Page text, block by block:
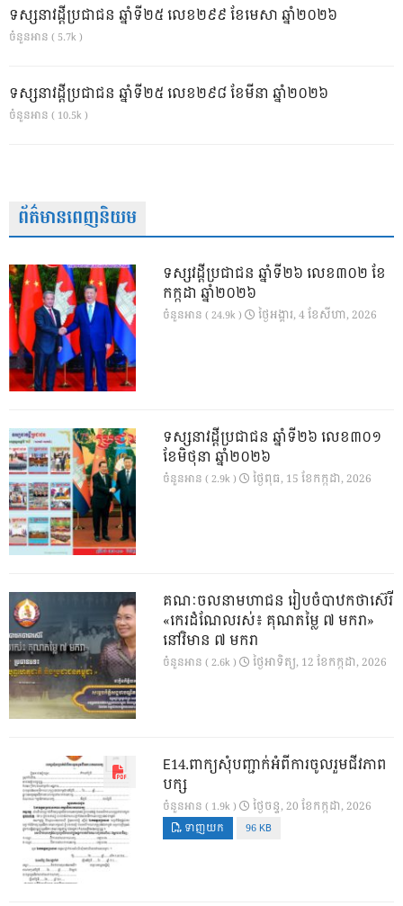
ទស្សនាវដ្ដីប្រជាជន ឆ្នាំទី២៥ លេខ២៩៩ ខែមេសា ឆ្នាំ២០២៦
ចំនួនអាន ( 5.7k )
ទស្សនាវដ្ដីប្រជាជន ឆ្នាំទី២៥ លេខ២៩៨ ខែមីនា ឆ្នាំ២០២៦
ចំនួនអាន ( 10.5k )
ព័ត៌មានពេញនិយម
ទស្សវដ្តីប្រជាជន ឆ្នាំទី២៦ លេខ៣០២ ខែ
កក្កដា ឆ្នាំ២០២៦
ចំនួនអាន ( 24.9k ) ថ្ងៃ​អង្គារ, 4 ខែ​សីហា, 2026
ទស្សនាវដ្ដីប្រជាជន ឆ្នាំទី២៦ លេខ៣០១
ខែមិថុនា ឆ្នាំ២០២៦
ចំនួនអាន ( 2.9k ) ថ្ងៃ​ពុធ, 15 ខែ​កក្កដា, 2026
គណៈចលនាមហាជន រៀបចំបាឋកថាស៊េរី
«កេរដំណែលរស់៖ គុណតម្លៃ ៧ មករា»
នៅវិមាន ៧ មករា
ចំនួនអាន ( 2.6k ) ថ្ងៃ​អាទិត្យ, 12 ខែ​កក្កដា, 2026
E14.ពាក្យសុំបញ្ជាក់អំពីការចូលរួមជីវភាព
បក្ស
ចំនួនអាន ( 1.9k ) ថ្ងៃ​ចន្ទ, 20 ខែ​កក្កដា, 2026
ទាញយក 96 KB